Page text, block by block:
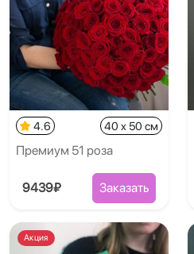
4.6 40 x 50 см
Премиум 51 роза
9439₽ Заказать
Акция